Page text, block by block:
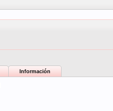
Información